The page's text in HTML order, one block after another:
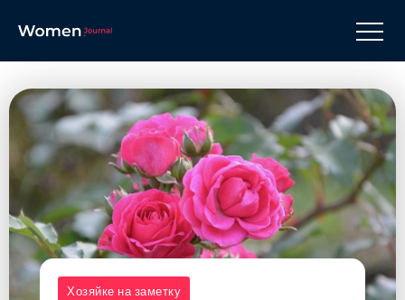
Хозяйке на заметку